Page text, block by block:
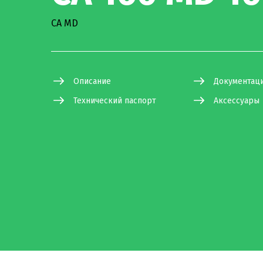
CA MD
Описание
Технический паспорт
Аксессуары